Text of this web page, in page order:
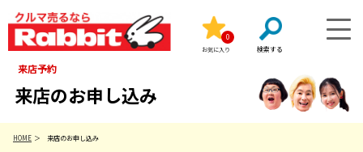
お気に入り
0
来店予約
来店のお申し込み
HOME 来店のお申し込み